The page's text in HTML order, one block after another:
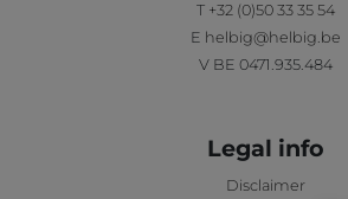
T +32 (0)50 33 35 54
E helbig@helbig.be
V BE 0471.935.484
Legal info
Disclaimer